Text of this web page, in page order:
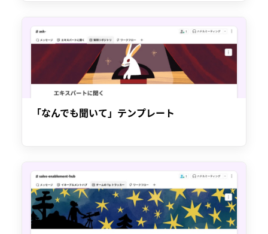
「なんでも聞いて」テンプレート